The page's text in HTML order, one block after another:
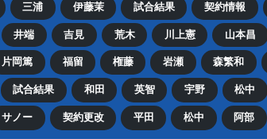
三浦 伊藤茉 試合結果 契約情報
井端 吉見 荒木 川上憲 山本昌
片岡篤 福留 権藤 岩瀬 森繁和
試合結果 和田 英智 宇野 松中
サノー 契約更改 平田 松中 阿部